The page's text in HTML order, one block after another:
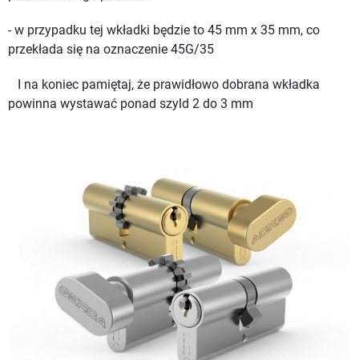
- w przypadku tej wkładki będzie to 45 mm x 35 mm, co
przekłada się na oznaczenie 45G/35
I na koniec pamiętaj, że prawidłowo dobrana wkładka
powinna wystawać ponad szyld 2 do 3 mm